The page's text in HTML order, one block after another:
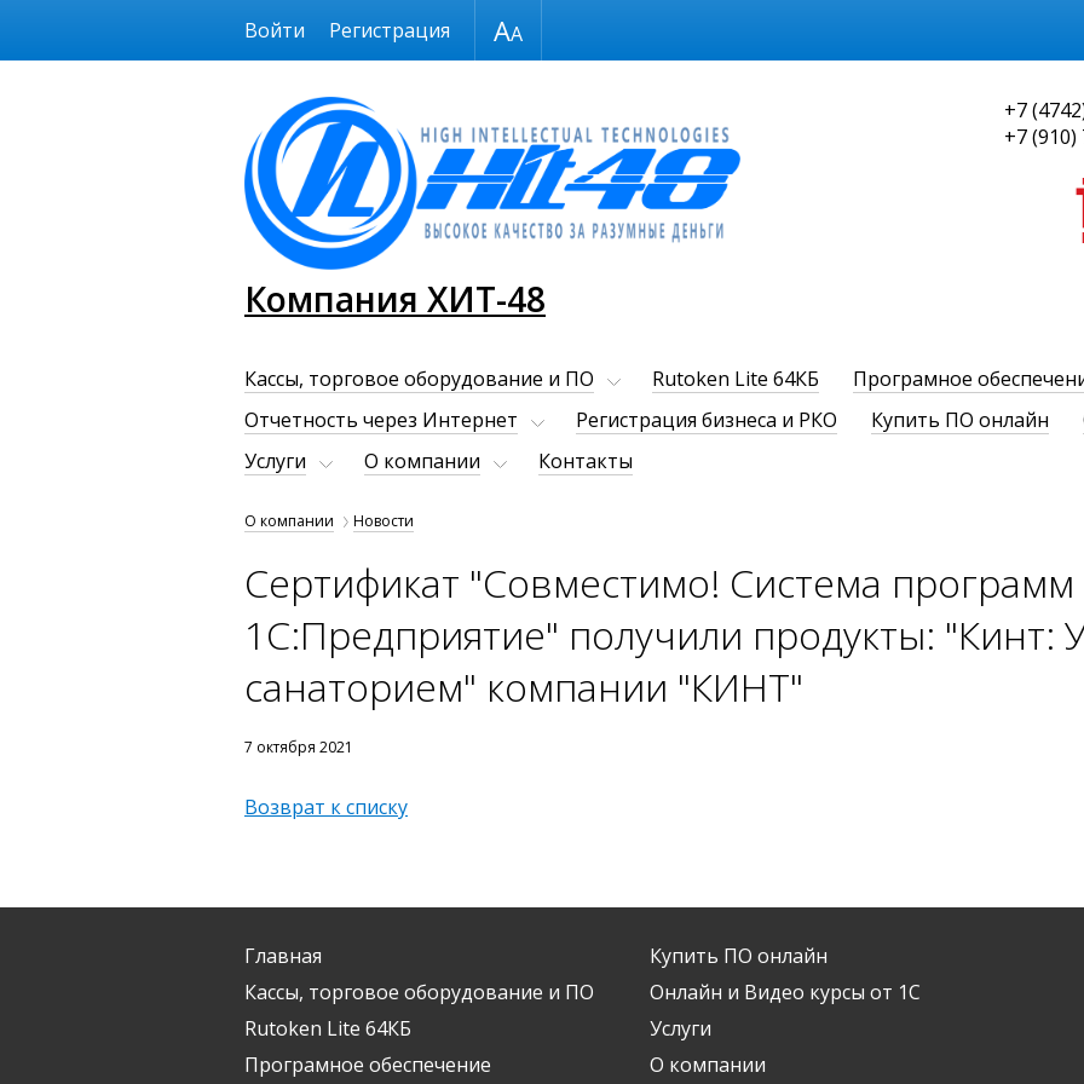
Размер шрифта
Компания ХИТ-48
+7
+7 (910)
Войти Регистрация
Кассы, торговое оборудование и ПО Rutoken Lite 64КБ Програмное
Отчетность через Интернет
Регистрация бизнеса и РКО Купить ПО онлайн
Услуги
О компании Контакты
О компании Новости
Сертификат "Совместимо! Система программ
1С:Предприятие" получили продукты: "Кинт:
санаторием" компании "КИНТ"
7 октября 2021
Возврат к списку
Главная
Кассы, торговое оборудование и ПО
Rutoken Lite 64КБ
Програмное обеспечение
Купить ПО онлайн
Онлайн и Видео курсы от 1С
Услуги
О компании